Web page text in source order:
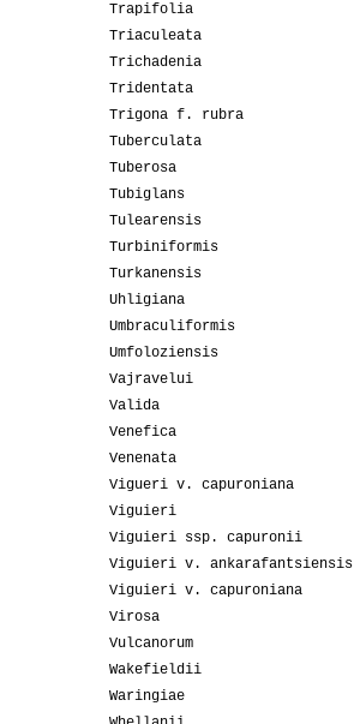
Trapifolia
Triaculeata
Trichadenia
Tridentata
Trigona f. rubra
Tuberculata
Tuberosa
Tubiglans
Tulearensis
Turbiniformis
Turkanensis
Uhligiana
Umbraculiformis
Umfoloziensis
Vajravelui
Valida
Venefica
Venenata
Vigueri v. capuroniana
Viguieri
Viguieri ssp. capuronii
Viguieri v. ankarafantsiensis
Viguieri v. capuroniana
Virosa
Vulcanorum
Wakefieldii
Waringiae